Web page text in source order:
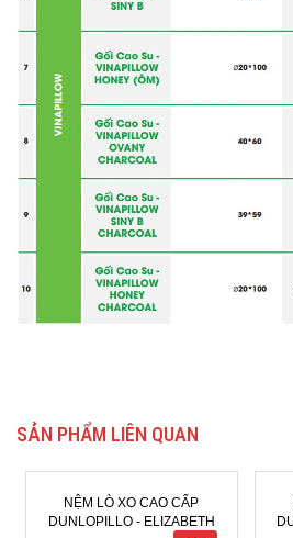
SẢN PHẨM LIÊN QUAN
NỆM LÒ XO CAO CẤP
DUNLOPILLO EVITA – NEW